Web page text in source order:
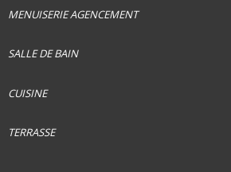
MENUISERIE AGENCEMENT
SALLE DE BAIN
CUISINE
TERRASSE